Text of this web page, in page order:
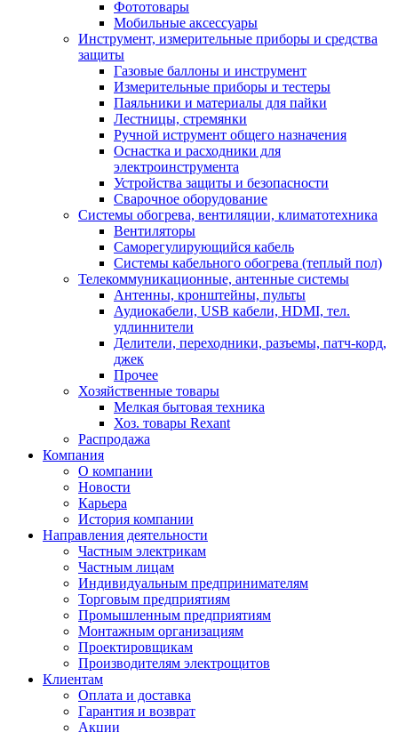
Фототовары
Мобильные аксессуары
Инструмент, измерительные приборы и средства
защиты
Газовые баллоны и инструмент
Измерительные приборы и тестеры
Паяльники и материалы для пайки
Лестницы, стремянки
Ручной иструмент общего назначения
Оснастка и расходники для
электроинструмента
Устройства защиты и безопасности
Сварочное оборудование
Системы обогрева, вентиляции, климатотехника
Вентиляторы
Саморегулирующийся кабель
Системы кабельного обогрева (теплый пол)
Телекоммуникационные, антенные системы
Антенны, кронштейны, пульты
Аудиокабели, USB кабели, HDMI, тел.
удлиннители
Делители, переходники, разъемы, патч-корд,
джек
Прочее
Хозяйственные товары
Мелкая бытовая техника
Хоз. товары Rexant
Распродажа
Компания
О компании
Новости
Карьера
История компании
Направления деятельности
Частным электрикам
Частным лицам
Индивидуальным предпринимателям
Торговым предприятиям
Промышленным предприятиям
Монтажным организациям
Проектировщикам
Производителям электрощитов
Клиентам
Оплата и доставка
Гарантия и возврат
Акции